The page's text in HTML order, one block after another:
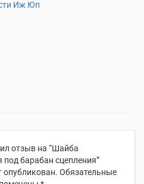
Иж Юп
отзыв на “Шайба
барабан сцепления”
опубликован. Обязательные